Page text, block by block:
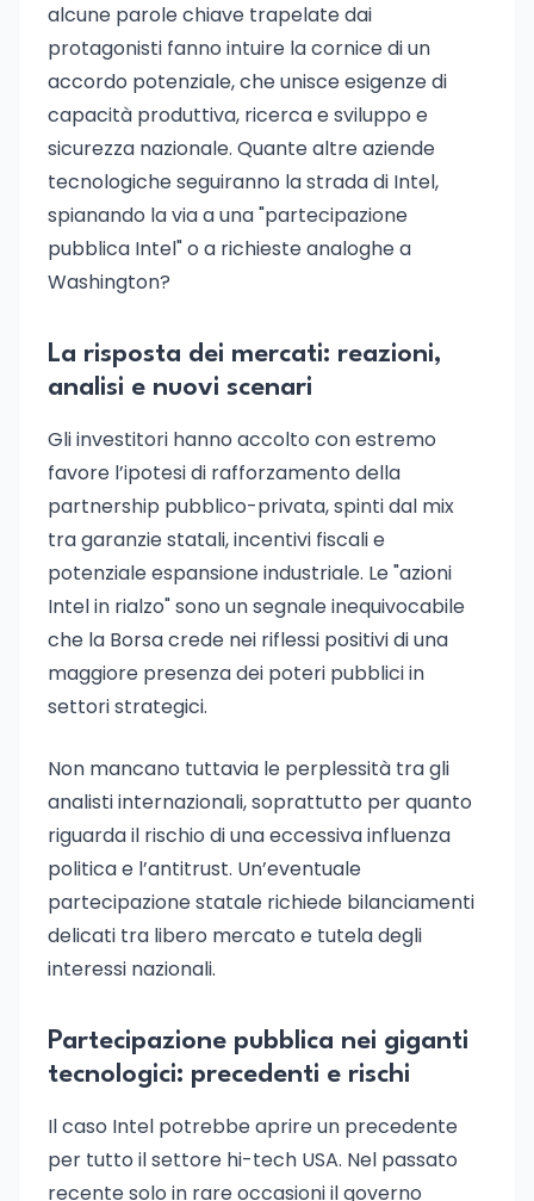
alcune parole chiave trapelate dai
protagonisti fanno intuire la cornice di un
accordo potenziale, che unisce esigenze di
capacità produttiva, ricerca e sviluppo e
sicurezza nazionale. Quante altre aziende
tecnologiche seguiranno la strada di Intel,
spianando la via a una "partecipazione
pubblica Intel" o a richieste analoghe a
Washington?
La risposta dei mercati: reazioni,
analisi e nuovi scenari
Gli investitori hanno accolto con estremo
favore l’ipotesi di rafforzamento della
partnership pubblico-privata, spinti dal mix
tra garanzie statali, incentivi fiscali e
potenziale espansione industriale. Le "azioni
Intel in rialzo" sono un segnale inequivocabile
che la Borsa crede nei riflessi positivi di una
maggiore presenza dei poteri pubblici in
settori strategici.
Non mancano tuttavia le perplessità tra gli
analisti internazionali, soprattutto per quanto
riguarda il rischio di una eccessiva influenza
politica e l’antitrust. Un’eventuale
partecipazione statale richiede bilanciamenti
delicati tra libero mercato e tutela degli
interessi nazionali.
Partecipazione pubblica nei giganti
tecnologici: precedenti e rischi
Il caso Intel potrebbe aprire un precedente
per tutto il settore hi-tech USA. Nel passato
recente solo in rare occasioni il governo